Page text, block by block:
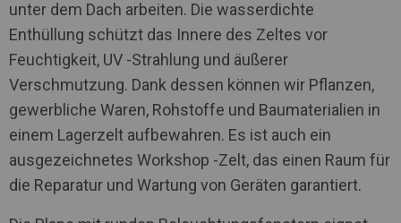
unter dem Dach arbeiten. Die wasserdichte
Enthüllung schützt das Innere des Zeltes vor
Feuchtigkeit, UV -Strahlung und äußerer
Verschmutzung. Dank dessen können wir Pflanzen,
gewerbliche Waren, Rohstoffe und Baumaterialien in
einem Lagerzelt aufbewahren. Es ist auch ein
ausgezeichnetes Workshop -Zelt, das einen Raum für
die Reparatur und Wartung von Geräten garantiert.